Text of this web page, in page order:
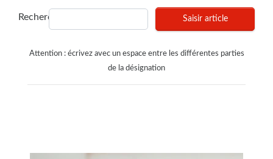
Recherches Saisir article
Attention : écrivez avec un espace entre les différentes parties
de la désignation